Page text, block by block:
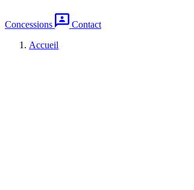
Concessions
Contact
Accueil